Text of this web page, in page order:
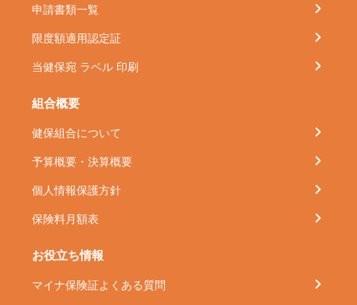
申請書類一覧
限度額適用認定証
当健保宛 ラベル 印刷
組合概要
健保組合について
予算概要・決算概要
個人情報保護方針
保険料月額表
お役立ち情報
マイナ保険証よくある質問